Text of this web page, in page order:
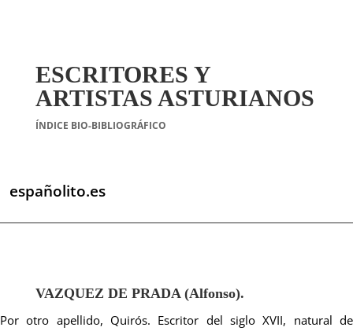
ESCRITORES Y
ARTISTAS ASTURIANOS
ÍNDICE BIO-BIBLIOGRÁFICO
españolito.es
VAZQUEZ DE PRADA (Alfonso).
Por otro apellido, Quirós. Escritor del siglo XVII, natural de